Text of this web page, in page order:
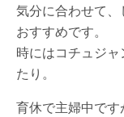
気分に合わせて、
おすすめです。
時にはコチュジ
たり。
育休で主婦中です